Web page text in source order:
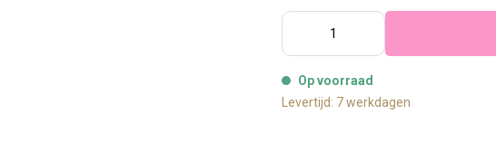
Op voorraad
Levertijd: 7 werkdagen